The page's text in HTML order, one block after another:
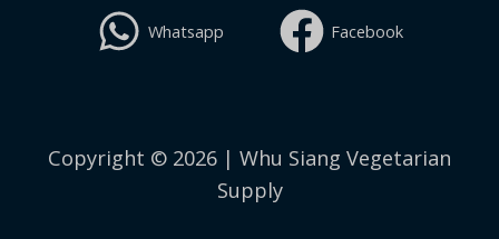
Whatsapp Facebook
Copyright © 2026 | Whu Siang Vegetarian
Supply